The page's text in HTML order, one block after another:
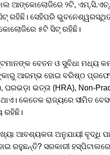
ଆଙ୍କୋଲୋଜିରେ ୨ଟି, ଏମ୍.ସି.ଏଚ୍.
ସେହିପରି ଭୁବନେଶ୍ୱରସ୍ଥିତ
୫ଟି ସିଟ୍ ରହିଛି।
ବେତନ ଓ ସୁବିଧା ମଧ୍ୟ
ଆରମ୍ଭ ହୋଇ ବରିଷ୍ଠ
ଭତ୍ତା (HRA), Non-
କେତେକ ରାଜ୍ୟରେ ସୀମିତ
ରହିଛି।
ଆବଶ୍ୟକତା ଅନୁଯାୟୀ ବୃଦ୍ଧି
ରହୁଛନ୍ତି? ସରକାରୀ